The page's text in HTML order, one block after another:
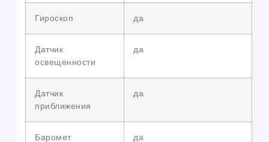
Гироскоп да
Датчик
освещенности
да
Датчик
приближения
да
Баромет да